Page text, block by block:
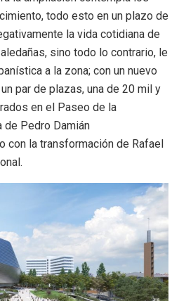
todo esto en un plazo de
la vida cotidiana de
sino todo lo contrario, le
a la zona; con un nuevo
par de plazas, una de 20 mil y
en el Paseo de la
de Pedro Damián
con la transformación de Rafael